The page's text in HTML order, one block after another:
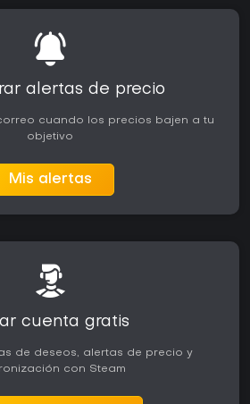
alertas de precio
cuando los precios bajen a tu
objetivo
Mis alertas
cuenta gratis
de deseos, alertas de precio y
con Steam